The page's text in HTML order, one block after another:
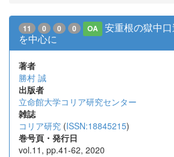
11 0 0 0 OA
安重根の獄中口
を中心に
著者
勝村 誠
出版者
立命館大学コリア研究センター
雑誌
コリア研究 (ISSN:18845215)
巻号頁・発行日
vol.11, pp.41-62, 2020